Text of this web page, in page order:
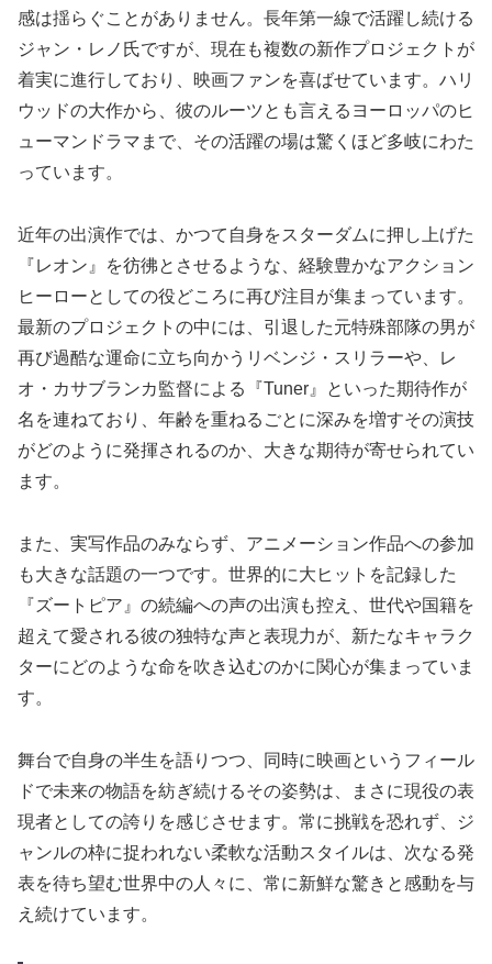
感は揺らぐことがありません。長年第一線で活躍し続ける
ジャン・レノ氏ですが、現在も複数の新作プロジェクトが
着実に進行しており、映画ファンを喜ばせています。ハリ
ウッドの大作から、彼のルーツとも言えるヨーロッパのヒ
ューマンドラマまで、その活躍の場は驚くほど多岐にわた
っています。
近年の出演作では、かつて自身をスターダムに押し上げた
『レオン』を彷彿とさせるような、経験豊かなアクション
ヒーローとしての役どころに再び注目が集まっています。
最新のプロジェクトの中には、引退した元特殊部隊の男が
再び過酷な運命に立ち向かうリベンジ・スリラーや、レ
オ・カサブランカ監督による『Tuner』といった期待作が
名を連ねており、年齢を重ねるごとに深みを増すその演技
がどのように発揮されるのか、大きな期待が寄せられてい
ます。
また、実写作品のみならず、アニメーション作品への参加
も大きな話題の一つです。世界的に大ヒットを記録した
『ズートピア』の続編への声の出演も控え、世代や国籍を
超えて愛される彼の独特な声と表現力が、新たなキャラク
ターにどのような命を吹き込むのかに関心が集まっていま
す。
舞台で自身の半生を語りつつ、同時に映画というフィール
ドで未来の物語を紡ぎ続けるその姿勢は、まさに現役の表
現者としての誇りを感じさせます。常に挑戦を恐れず、ジ
ャンルの枠に捉われない柔軟な活動スタイルは、次なる発
表を待ち望む世界中の人々に、常に新鮮な驚きと感動を与
え続けています。